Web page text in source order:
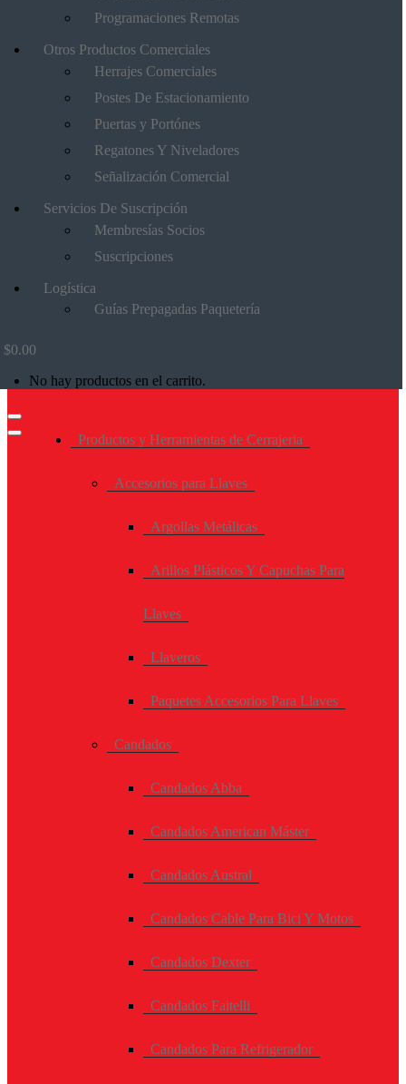
Programaciones Remotas
Otros Productos Comerciales
Herrajes Comerciales
Postes De Estacionamiento
Puertas y Portónes
Regatones Y Niveladores
Señalización Comercial
Servicios De Suscripción
Membresías Socios
Suscripciones
Logística
Guías Prepagadas Paquetería
$0.00
No hay productos en el carrito.
Productos y Herramientas de Cerrajeria
Accesorios para Llaves
Argollas Metálicas
Arillos Plásticos Y Capuchas Para
Llaves
Llaveros
Paquetes Accesorios Para Llaves
Candados
Candados Abba
Candados American Máster
Candados Austral
Candados Cable Para Bici Y Motos
Candados Dexter
Candados Faitelli
Candados Para Refrigerador